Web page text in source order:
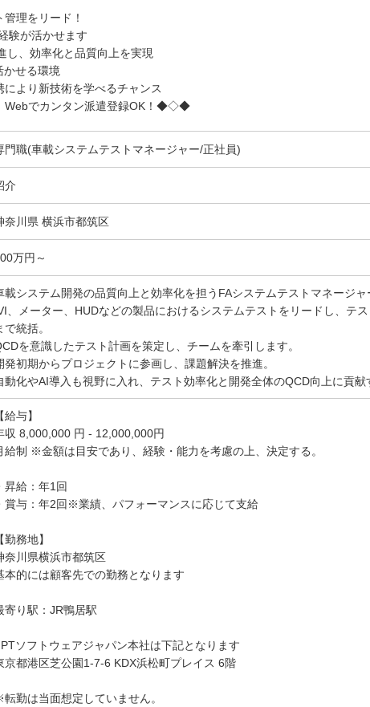
理をリード！
験が活かせます
し、効率化と品質向上を実現
かせる環境
により新技術を学べるチャンス
でカンタン派遣登録OK！◆◇◆
門職(車載システムテストマネージャー/正社員)
介
奈川県 横浜市都筑区
万円～
載システム開発の品質向上と効率化を担うFAシステムテストマネージ
、メーター、HUDなどの製品におけるシステムテストをリードし、テ
で統括。
を意識したテスト計画を策定し、チームを牽引します。
発初期からプロジェクトに参画し、課題解決を推進。
動化やAI導入も視野に入れ、テスト効率化と開発全体のQCD向上に貢
【給与】
収 8,000,000 円 - 12,000,000円
給制 ※金額は目安であり、経験・能力を考慮の上、決定する。
昇給：年1回
賞与：年2回※業績、パフォーマンスに応じて支給
【勤務地】
奈川県横浜市都筑区
本的には顧客先での勤務となります
寄り駅：JR鴨居駅
ソフトウェアジャパン本社は下記となります
京都港区芝公園1-7-6 KDX浜松町プレイス 6階
勤は当面想定していません。